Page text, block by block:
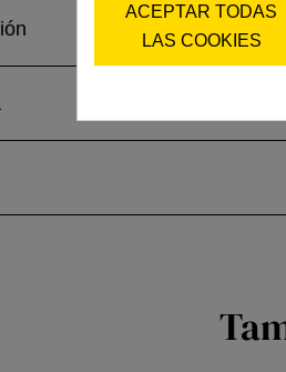
ACEPTAR TODAS
LAS COOKIES